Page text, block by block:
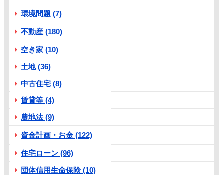
環境問題 (7)
不動産 (180)
空き家 (10)
土地 (36)
中古住宅 (8)
賃貸等 (4)
農地法 (9)
資金計画・お金 (122)
住宅ローン (96)
団体信用生命保険 (10)